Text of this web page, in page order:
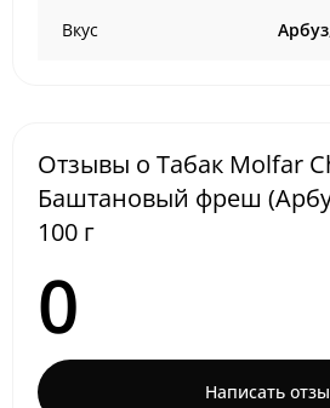
Вкус
Отзывы о Табак Molfar
Баштановый фреш
100 г
0
Написать